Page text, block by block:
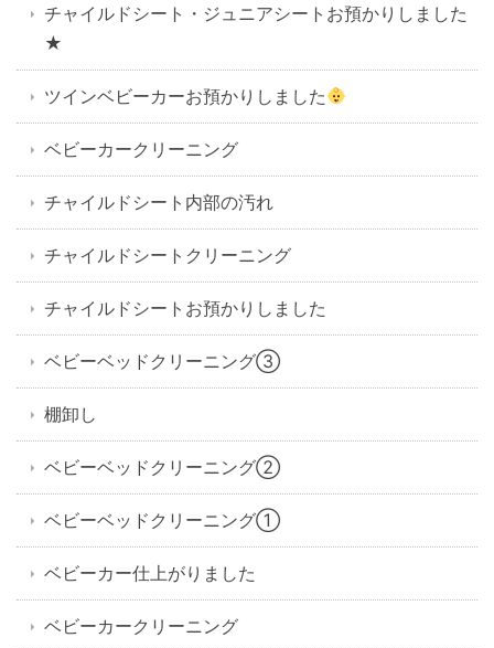
チャイルドシート・ジュニアシートお預かりしました
★
ツインベビーカーお預かりしました
ベビーカークリーニング
チャイルドシート内部の汚れ
チャイルドシートクリーニング
チャイルドシートお預かりしました
ベビーベッドクリーニング③
棚卸し
ベビーベッドクリーニング②
ベビーベッドクリーニング①
ベビーカー仕上がりました
ベビーカークリーニング